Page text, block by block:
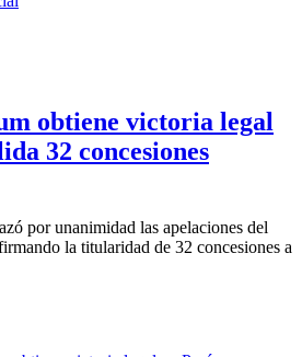
obtiene victoria legal
32 concesiones
por unanimidad las apelaciones del
la titularidad de 32 concesiones a